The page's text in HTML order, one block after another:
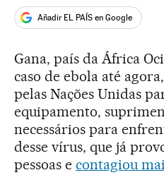
Añadir EL PAÍS en Google
Gana, país da África
caso de ebola até
pelas Nações Unidas
equipamento,
necessários para
desse vírus, que já
pessoas e contagiou